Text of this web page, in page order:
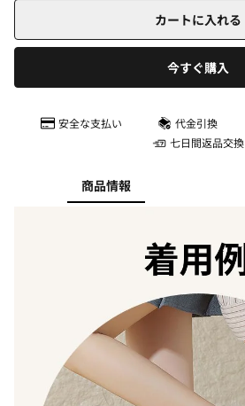
カートに入れる
今すぐ購入
安全な支払い 代金引換
七日間返品交換
商品情報